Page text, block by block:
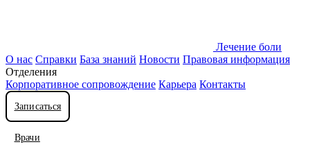
Лечение боли
О нас Справки База знаний Новости Правовая информация
Отделения
Корпоративное сопровождение Карьера Контакты
Записаться
Врачи